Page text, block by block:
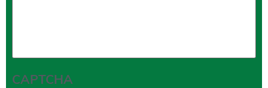
CAPTCHA